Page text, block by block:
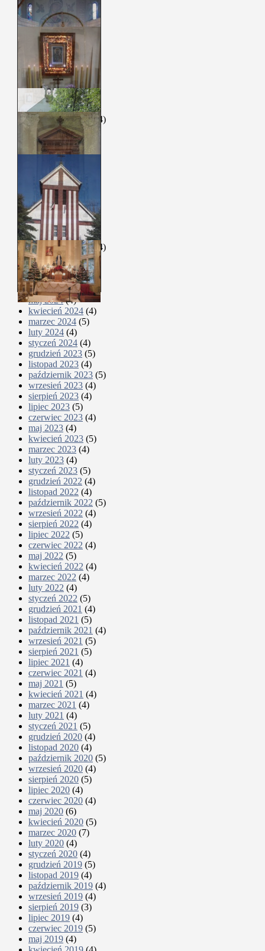
sierpień 2026
(1)
lipiec 2026(4)
czerwiec 2026(5)
maj 2026(4)
kwiecień 2026
(4)
marzec 2026(5)
luty 2026(4)
styczeń 2026(4)
grudzień 2025(4)
listopad 2025(5)
październik 2025(4)
wrzesień 2025 (4)
sierpień 2025(5)
lipiec 2025(4)
czerwiec 2025
maj 2025(4)
kwiecień 2025
marzec 2025(5)
luty 2025(4)
styczeń 2025(4)
grudzień 2024(4)
listopad 2024(5)
październik 2024(4)
wrzesień 2024(5)
sierpień 2024(4)
lipiec 2024(4)
czerwiec 2024(5)
maj 2024(4)
kwiecień 2024 (4)
marzec 2024 (5)
luty 2024 (4)
styczeń 2024 (4)
grudzień 2023 (5)
listopad 2023 (4)
październik 2023 (5)
wrzesień 2023 (4)
sierpień 2023 (4)
lipiec 2023 (5)
czerwiec 2023 (4)
maj 2023 (4)
kwiecień 2023 (5)
marzec 2023 (4)
luty 2023 (4)
styczeń 2023 (5)
grudzień 2022 (4)
listopad 2022 (4)
październik 2022 (5)
wrzesień 2022 (4)
sierpień 2022 (4)
lipiec 2022 (5)
czerwiec 2022 (4)
maj 2022 (5)
kwiecień 2022 (4)
marzec 2022 (4)
luty 2022 (4)
styczeń 2022 (5)
grudzień 2021 (4)
listopad 2021 (5)
październik 2021 (4)
wrzesień 2021 (5)
sierpień 2021 (5)
lipiec 2021 (4)
czerwiec 2021 (4)
maj 2021 (5)
kwiecień 2021 (4)
marzec 2021 (4)
luty 2021 (4)
styczeń 2021 (5)
grudzień 2020 (4)
listopad 2020 (4)
październik 2020 (5)
wrzesień 2020 (4)
sierpień 2020 (5)
lipiec 2020 (4)
czerwiec 2020 (4)
maj 2020 (6)
kwiecień 2020 (5)
marzec 2020 (7)
luty 2020 (4)
styczeń 2020 (4)
grudzień 2019 (5)
listopad 2019 (4)
październik 2019 (4)
wrzesień 2019 (4)
sierpień 2019 (3)
lipiec 2019 (4)
czerwiec 2019 (5)
maj 2019 (4)